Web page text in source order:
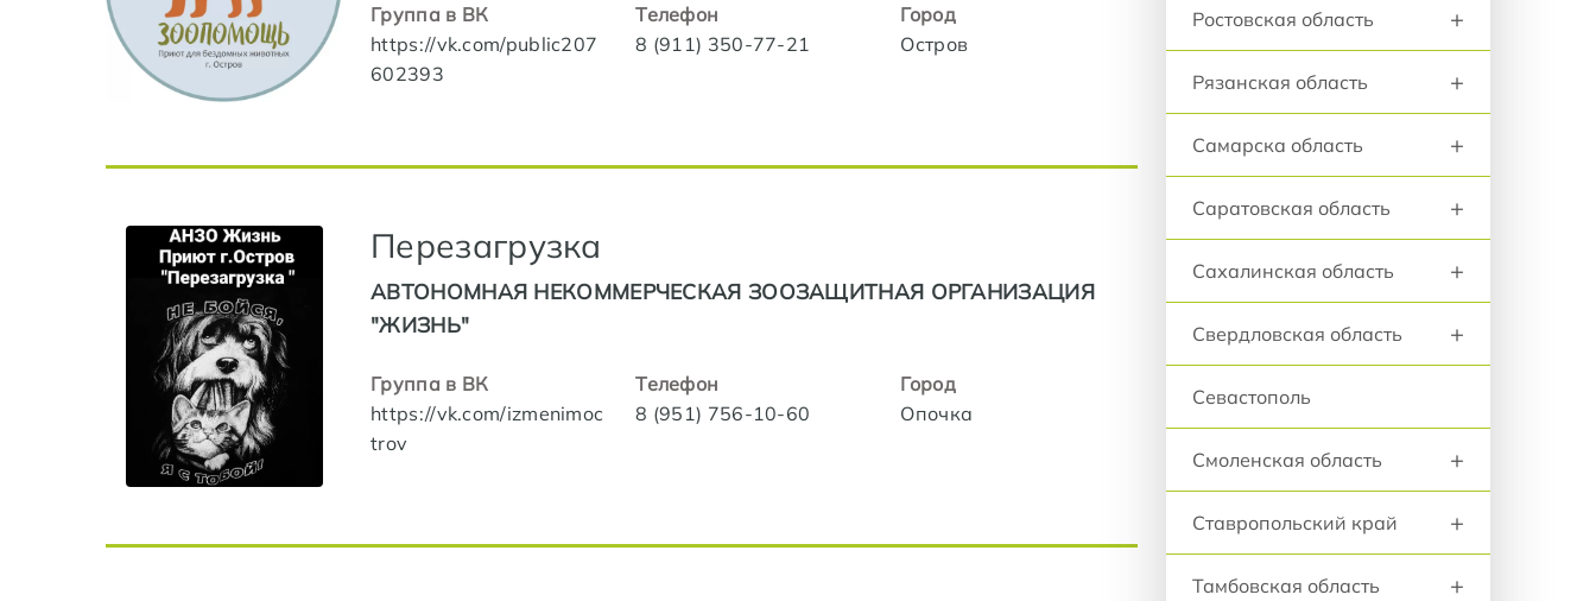
Группа в ВК
https://vk.com/public207
602393
Телефон
8 (911) 350-77-21
Город
Остров
Перезагрузка
АВТОНОМНАЯ НЕКОММЕРЧЕСКАЯ ЗООЗАЩИТНАЯ ОРГАНИЗАЦИЯ
"ЖИЗНЬ"
Группа в ВК
https://vk.com/izmenimoc
trov
Телефон
8 (951) 756-10-60
Город
Опочка
Ростовская область +
Рязанская область +
Самарска область +
Саратовская область +
Сахалинская область +
Свердловская область +
Севастополь
Смоленская область +
Ставропольский край +
Тамбовская область +